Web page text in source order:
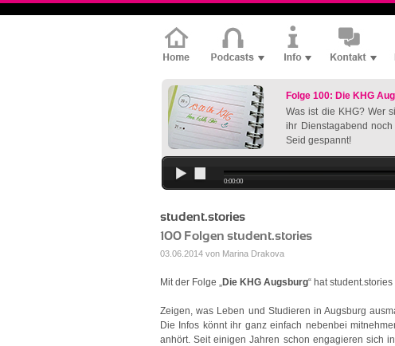
Folge 100: Die KHG
Was ist die KHG? Wer
ihr Dienstagabend
Seid gespannt!
0:00:00
student.stories
100 Folgen student.stories
03.06.2014 von Marina Drakova
Mit der Folge „Die KHG Augsburg“ hat
Zeigen, was Leben und Studieren in Augsburg
Die Infos könnt ihr ganz einfach nebenbei
anhört. Seit einigen Jahren schon engagieren sich